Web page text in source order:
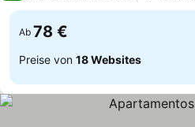
Ab 78 €
Preise von 18 Websites